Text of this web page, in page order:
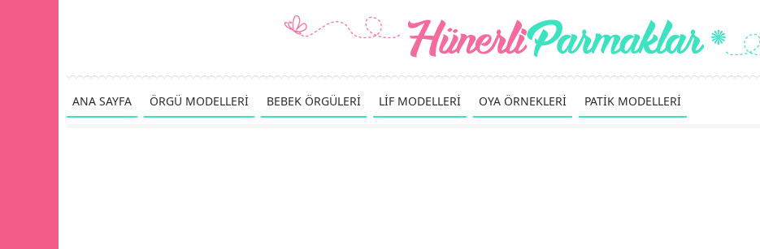
ANA SAYFA ÖRGÜ MODELLERİ BEBEK ÖRGÜLERİ LİF MODELLERİ OYA ÖRNEKLERİ PATİK MODELLERİ